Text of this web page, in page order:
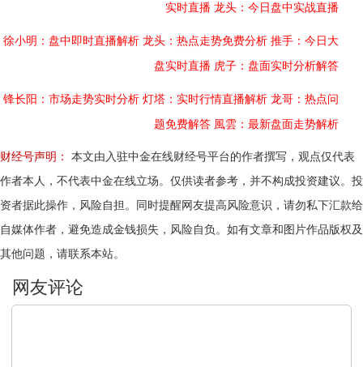
实时直播 龙头：今日盘中实战直播
徐小明：盘中即时直播解析 龙头：热点走势免费分析 推手：今日大
盘实时直播 虎子：盘面实时分析解答
锋长阳：市场走势实时分析 灯塔：实时行情直播解析 龙哥：热点问
题免费解答 風雲：最新盘面走势解析
财经号声明：
本文由入驻中金在线财经号平台的作者撰写，观点仅代表
作者本人，不代表中金在线立场。仅供读者参考，并不构成投资建议。投
资者据此操作，风险自担。同时提醒网友提高风险意识，请勿私下汇款给
自媒体作者，避免造成金钱损失，风险自负。如有文章和图片作品版权及
其他问题，请联系本站。